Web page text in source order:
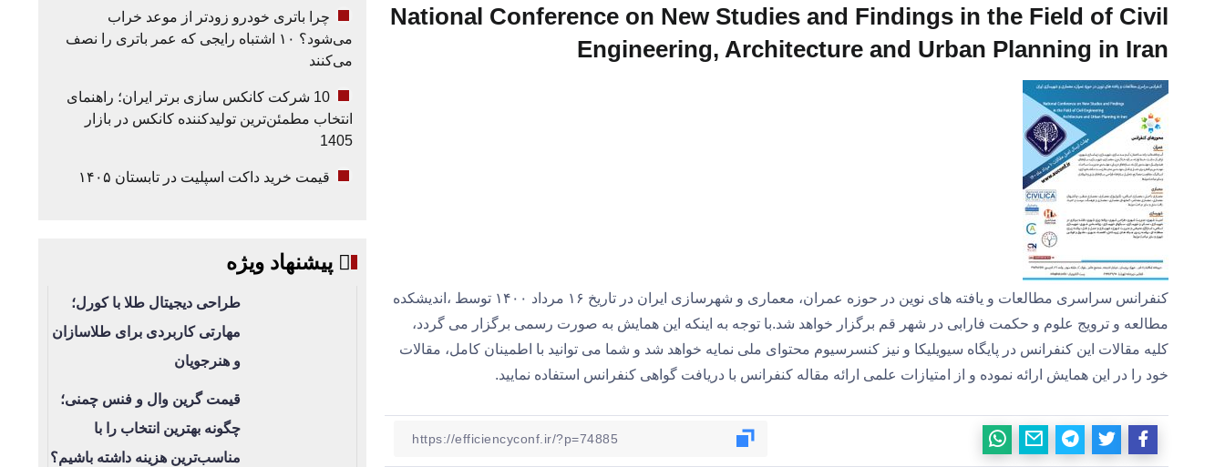
National Conference on New Studies and Findings in the Field of Civil
Engineering, Architecture and Urban Planning in Iran
کنفرانس سراسری مطالعات و یافته های نوین در حوزه عمران، معماری و شهرسازی ایران در تاریخ ۱۶ مرداد ۱۴۰۰ توسط ،اندیشکده
مطالعه و ترویج علوم و حکمت فارابی در شهر قم برگزار خواهد شد.با توجه به اینکه این همایش به صورت رسمی برگزار می گردد،
کلیه مقالات این کنفرانس در پایگاه سیویلیکا و نیز کنسرسیوم محتوای ملی نمایه خواهد شد و شما می توانید با اطمینان کامل، مقالات
خود را در این همایش ارائه نموده و از امتیازات علمی ارائه مقاله کنفرانس با دریافت گواهی کنفرانس استفاده نمایید.
چرا باتری خودرو زودتر از موعد خراب
می‌شود؟ ۱۰ اشتباه رایجی که عمر باتری را نصف
می‌کنند
10 شرکت کانکس سازی برتر ایران؛ راهنمای
انتخاب مطمئن‌ترین تولیدکننده کانکس در بازار
1405
قیمت خرید داکت اسپلیت در تابستان ۱۴۰۵
پیشنهاد ویژه
طراحی دیجیتال طلا با کورل؛
مهارتی کاربردی برای طلاسازان
و هنرجویان
قیمت گرین وال و فنس چمنی؛
چگونه بهترین انتخاب را با
مناسب‌ترین هزینه داشته باشیم؟